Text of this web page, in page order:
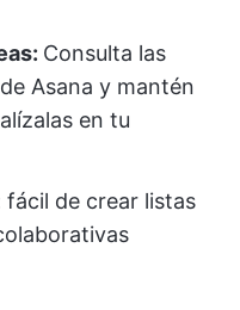
Consulta las
Asana y mantén
en tu
fácil de crear listas